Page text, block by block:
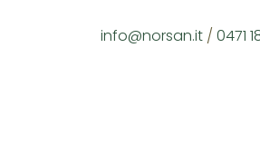
info@norsan.it/ 0471